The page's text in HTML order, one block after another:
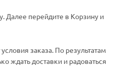
Далее перейдите в Корзину и
заказа. По результатам
ждать доставки и радоваться